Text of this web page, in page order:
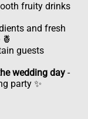
fruity drinks
and fresh
guests
wedding day -
party ✨